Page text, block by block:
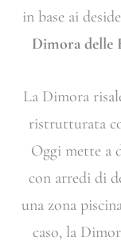
in base ai
Dimora delle
La Dimora
ristrutturata
Oggi mette a
con arredi di
una zona
caso, la